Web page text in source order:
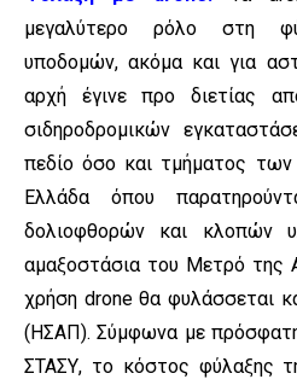
μεγαλύτερο ρόλο στη
υποδομών, ακόμα και για
αρχή έγινε προ διετίας
σιδηροδρομικών
πεδίο όσο και τμήματος
Ελλάδα όπου
δολιοφθορών και κλοπών
αμαξοστάσια του Μετρό της
χρήση drone θα φυλάσσεται
(ΗΣΑΠ). Σύμφωνα με
ΣΤΑΣΥ, το κόστος φύλαξης